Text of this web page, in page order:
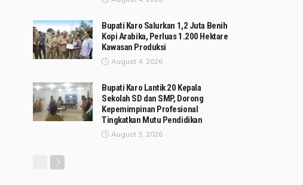
Bupati Karo Salurkan 1,2 Juta Benih
Kopi Arabika, Perluas 1.200 Hektare
Kawasan Produksi
August 4, 2026
Bupati Karo Lantik 20 Kepala
Sekolah SD dan SMP, Dorong
Kepemimpinan Profesional
Tingkatkan Mutu Pendidikan
August 3, 2026